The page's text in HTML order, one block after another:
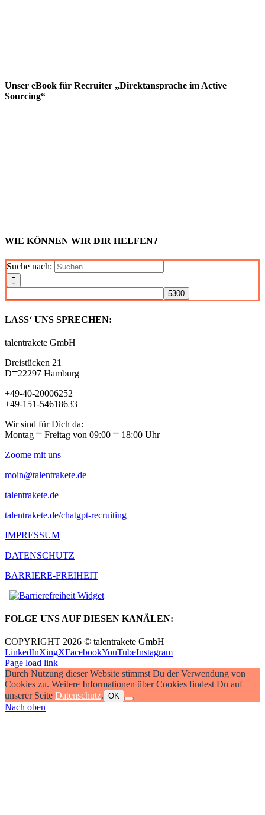
Unser eBook für Recruiter „Direktansprache im Active
Sourcing“
WIE KÖNNEN WIR DIR HELFEN?
Suche nach:
LASS‘ UNS SPRECHEN:
talentrakete GmbH
Dreistücken 21
D⎻22297 Hamburg
+49-40-20006252
+49-151-54618633
Wir sind für Dich da:
Montag ⎻ Freitag von 09:00 ⎻ 18:00 Uhr
Zoome mit uns
moin@talentrakete.de
talentrakete.de
talentrakete.de/chatgpt-recruiting
IMPRESSUM
DATENSCHUTZ
BARRIERE-FREIHEIT
FOLGE UNS AUF DIESEN KANÄLEN:
COPYRIGHT 2026 © talentrakete GmbH
LinkedInXingXFacebookYouTubeInstagram
Page load link
Durch Nutzung dieser Website stimmst Du der Verwendung von
Cookies zu. Weitere Informationen über Cookies findest Du auf
unserer Seite Datenschutz. OK
Nach oben